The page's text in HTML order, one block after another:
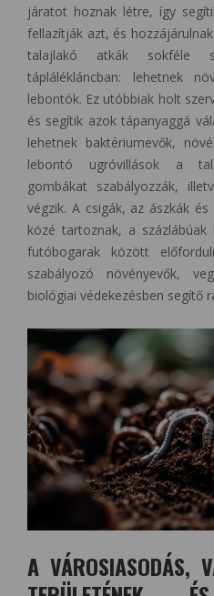
járatot hoznak létre, így
fellazítják azt, és
talajlakó atkák sokféle
táplálékláncban: lehetnek
lebontók. Ez utóbbiak holt
és segítik azok tápanyaggá
lehetnek baktériumevők,
lebontó ugróvillások a
gombákat szabályozzák,
végzik. A csigák, az ászkák
közé tartoznak, a
futóbogarak között
szabályozó növényevők,
biológiai védekezésben segítő
A VÁROSIASODÁS,